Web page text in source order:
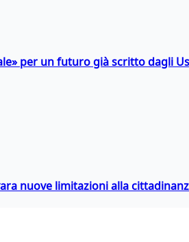
per un futuro già scritto dagli
nuove limitazioni alla